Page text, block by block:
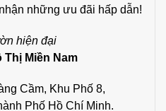
những ưu đãi hấp dẫn!
hiện đại
Miền Nam
Cầm, Khu Phố 8,
Phố Hồ Chí Minh.